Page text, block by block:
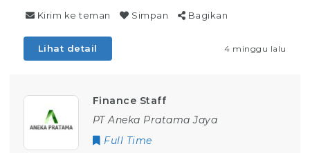
Kirim ke teman Simpan Bagikan
Lihat detail 4 minggu lalu
Finance Staff
PT Aneka Pratama Jaya
Full Time